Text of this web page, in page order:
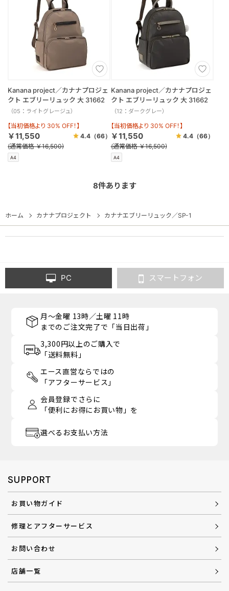
A4
Kanana project／カナナプロジェ
クト エブリーリュック 大 31662
（05：ライトグレージュ）
【当初価格より 30% OFF！】
￥11,550 4.4（66）
(通常価格 ￥16,500)
A4
Kanana project／カナナプロジェ
クト エブリーリュック 大 31662
（12：ダークグレー）
【当初価格より 30% OFF！】
￥11,550 4.4 （66）
(通常価格 ￥16,500)
8件あります
ホーム カナナプロジェクト カナナエブリーリュック／SP-1
PC スマートフォン
月～金曜 13時／土曜 11時
までのご注文完了で「当日出荷」
3,300円以上のご購入で
「送料無料」
エース直営ならではの
「アフターサービス」
会員登録でさらに
「便利にお得にお買い物」を
選べるお支払い方法
SUPPORT
お買い物ガイド
修理とアフターサービス
お問い合わせ
店舗一覧